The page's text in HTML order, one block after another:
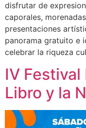
disfrutar de
caporales,
presentaciones
panorama gratuito e
celebrar la riqueza
IV
Libro y la